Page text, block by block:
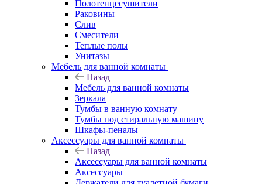
Полотенцесушители
Раковины
Слив
Смесители
Теплые полы
Унитазы
Мебель для ванной комнаты
Назад
Мебель для ванной комнаты
Зеркала
Тумбы в ванную комнату
Тумбы под стиральную машину
Шкафы-пеналы
Аксессуары для ванной комнаты
Назад
Аксессуары для ванной комнаты
Аксессуары